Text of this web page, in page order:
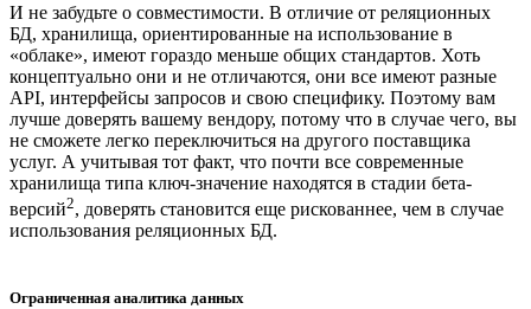
И не забудьте о совместимости. В отличие от реляционных
БД, хранилища, ориентированные на использование в
«облаке», имеют гораздо меньше общих стандартов. Хоть
концептуально они и не отличаются, они все имеют разные
API, интерфейсы запросов и свою специфику. Поэтому вам
лучше доверять вашему вендору, потому что в случае чего, вы
не сможете легко переключиться на другого поставщика
услуг. А учитывая тот факт, что почти все современные
хранилища типа ключ-значение находятся в стадии бета-
версий2, доверять становится еще рискованнее, чем в случае
использования реляционных БД.
Ограниченная аналитика данных